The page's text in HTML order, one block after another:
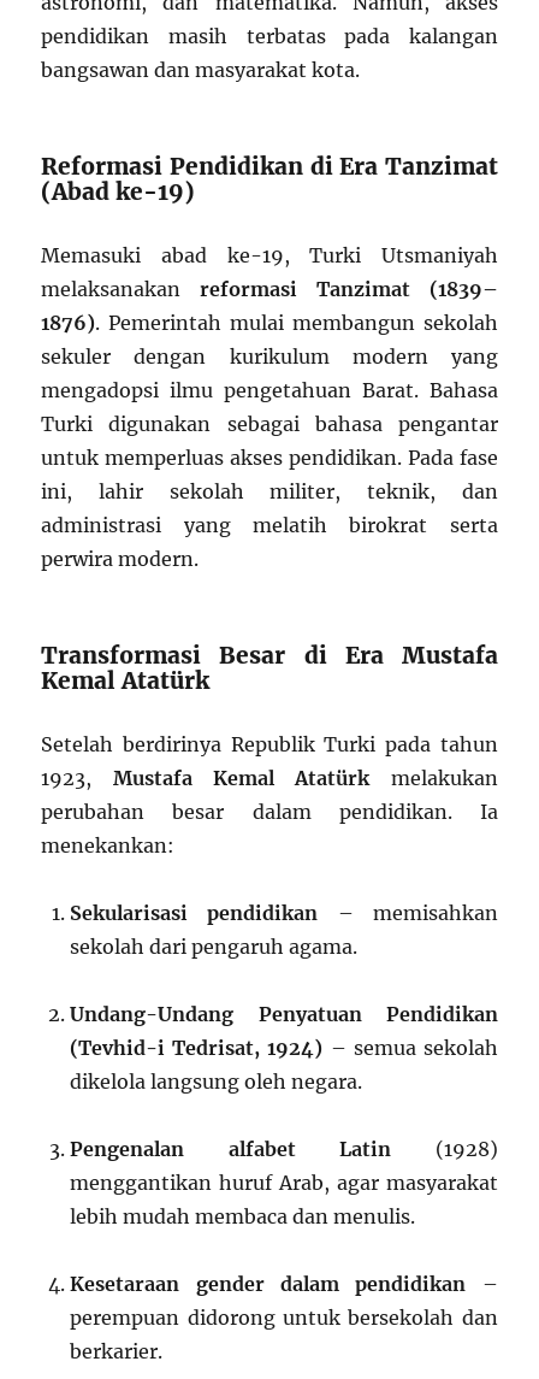
pendidikan masih terbatas pada kalangan
bangsawan dan masyarakat kota.
Reformasi Pendidikan di Era Tanzimat
(Abad ke-19)
Memasuki abad ke-19, Turki Utsmaniyah
melaksanakanreformasi Tanzimat (1839–
1876). Pemerintah mulai membangun sekolah
sekuler dengan kurikulum modern yang
mengadopsi ilmu pengetahuan Barat. Bahasa
Turki digunakan sebagai bahasa pengantar
untuk memperluas akses pendidikan. Pada fase
ini, lahir sekolah militer, teknik, dan
administrasi yang melatih birokrat serta
perwira modern.
Transformasi Besar di Era Mustafa
Kemal Atatürk
Setelah berdirinya Republik Turki pada tahun
1923, Mustafa Kemal Atatürkmelakukan
perubahan besar dalam pendidikan. Ia
menekankan:
Sekularisasi pendidikan – memisahkan
sekolah dari pengaruh agama.
Undang-Undang Penyatuan Pendidikan
(Tevhid-i Tedrisat, 1924) – semua sekolah
dikelola langsung oleh negara.
Pengenalan alfabet Latin (1928)
menggantikan huruf Arab, agar masyarakat
lebih mudah membaca dan menulis.
Kesetaraan gender dalam pendidikan –
perempuan didorong untuk bersekolah dan
berkarier.